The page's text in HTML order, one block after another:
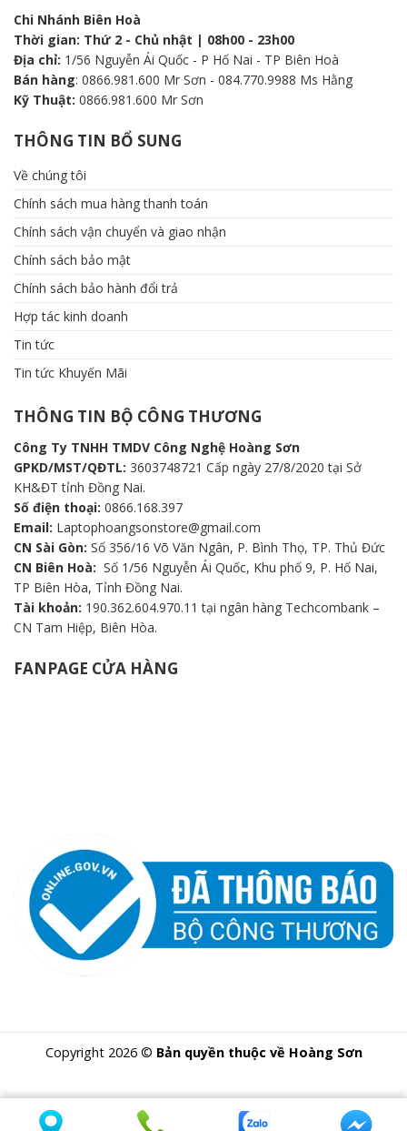
Địa chỉ:1/56 Nguyễn Ái Quốc - P Hố Nai - TP Biên Hoà
Bán hàng: 0866.981.600 Mr Sơn - 084.770.9988 Ms Hằng
Kỹ Thuật: 0866.981.600 Mr Sơn
THÔNG TIN BỔ SUNG
Về chúng tôi
Chính sách mua hàng thanh toán
Chính sách vận chuyển và giao nhận
Chính sách bảo mật
Chính sách bảo hành đổi trả
Hợp tác kinh doanh
Tin tức
Tin tức Khuyến Mãi
THÔNG TIN BỘ CÔNG THƯƠNG
Công Ty TNHH TMDV Công Nghệ Hoàng Sơn
KH&ĐT tỉnh Đồng Nai.
Số điện thoại:0866.168.397
Email: Laptophoangsonstore@gmail.com
CN Sài Gòn:Số 356/16 Võ Văn Ngân, P. Bình Thọ, TP. Thủ Đức
CN Biên Hoà:Số 1/56 Nguyễn Ái Quốc, Khu phố 9, P. Hố Nai,
TP Biên Hòa, Tỉnh Đồng Nai.
Tài khoản:190.362.604.970.11 tại ngân hàng Techcombank –
CN Tam Hiệp, Biên Hòa.
FANPAGE CỬA HÀNG